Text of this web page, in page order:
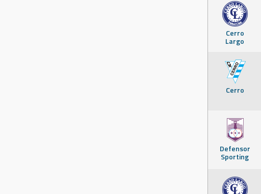
Cerro
Largo
Cerro
Defensor
Sporting